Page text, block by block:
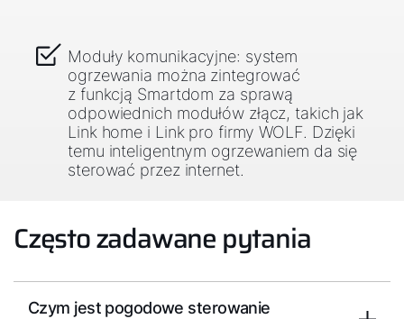
Moduły komunikacyjne: system
ogrzewania można zintegrować
z funkcją Smartdom za sprawą
odpowiednich modułów złącz, takich jak
Link home i Link pro firmy WOLF. Dzięki
temu inteligentnym ogrzewaniem da się
sterować przez internet.
Często zadawane pytania
Czym jest pogodowe sterowanie